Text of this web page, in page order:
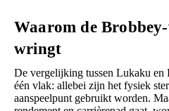
Waarom de
wringt
De vergelijking tussen Lukaku
één vlak: allebei zijn het fysiek
aanspeelpunt gebruikt worden.